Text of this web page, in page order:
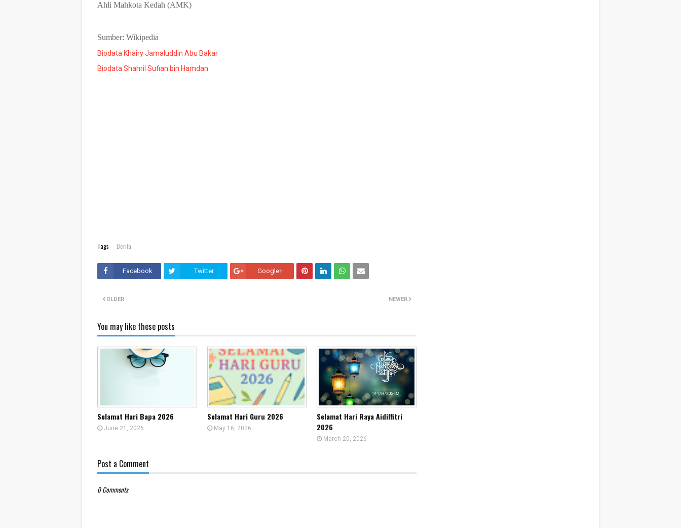
Ahli Mahkota Kedah (AMK)
Sumber: Wikipedia
Biodata Khairy Jamaluddin Abu Bakar
Biodata Shahril Sufian bin Hamdan
Tags: Berita
Facebook Twitter Google+
NEWER
OLDER
You may like these posts
Selamat Hari Bapa 2026
June 21, 2026
Selamat Hari Guru 2026
May 16, 2026
Selamat Hari Raya Aidilfitri
2026
March 20, 2026
Post a Comment
0 Comments